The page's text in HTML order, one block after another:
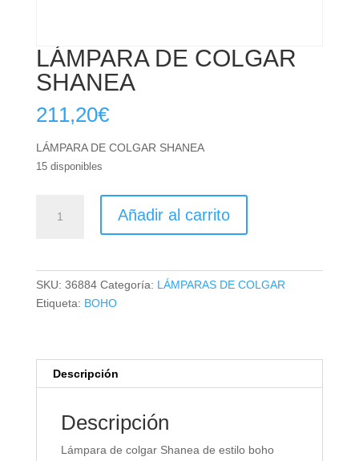
LÁMPARA DE COLGAR
SHANEA
211,20€
LÁMPARA DE COLGAR SHANEA
15 disponibles
Añadir al carrito
SKU: 36884 Categoría: LÁMPARAS DE COLGAR
Etiqueta: BOHO
Descripción
Descripción
Lámpara de colgar Shanea de estilo boho